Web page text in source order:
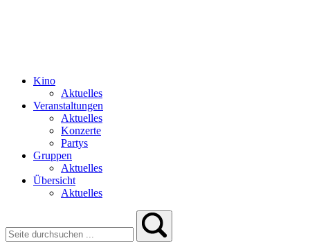
Kino
Aktuelles
Veranstaltungen
Aktuelles
Konzerte
Partys
Gruppen
Aktuelles
Übersicht
Aktuelles